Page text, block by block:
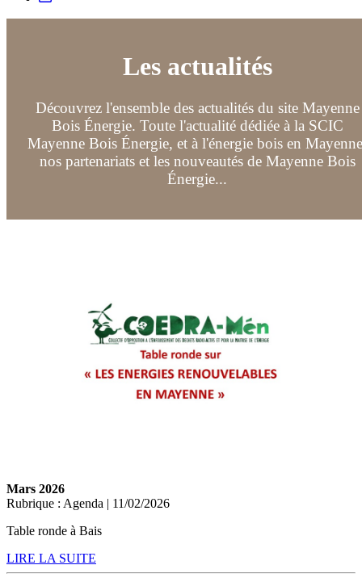
Les actualités
Découvrez l'ensemble des actualités du site Mayenne
Bois Énergie. Toute l'actualité dédiée à la SCIC
Mayenne Bois Énergie, et à l'énergie bois en
nos partenariats et les nouveautés de Mayenne Bois
Énergie...
Mars 2026
Rubrique : Agenda | 11/02/2026
Table ronde à Bais
LIRE LA SUITE